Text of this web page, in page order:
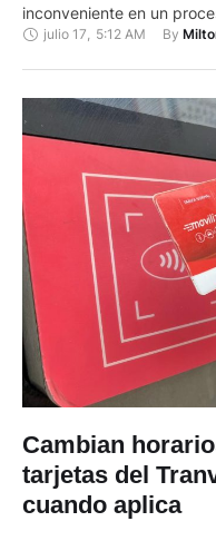
inconveniente en un
provocó el agotamiento
"Recibí un informe del
julio 17 5:12 AM By
Cambian
tarjetas del
cuando aplica